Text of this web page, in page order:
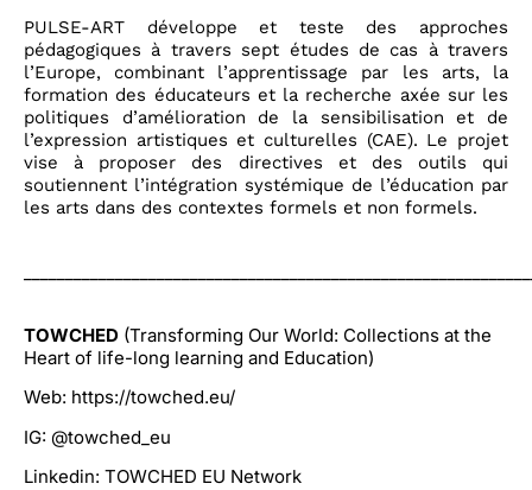
PULSE-ART développe et teste des approches
pédagogiques à travers sept études de cas à travers
l’Europe, combinant l’apprentissage par les arts, la
formation des éducateurs et la recherche axée sur les
politiques d’amélioration de la sensibilisation et de
l’expression artistiques et culturelles (CAE). Le projet
vise à proposer des directives et des outils qui
soutiennent l’intégration systémique de l’éducation par
les arts dans des contextes formels et non formels.
TOWCHED (Transforming Our World: Collections at the
Heart of life-long learning and Education)
Web: https://towched.eu/
IG: @towched_eu
Linkedin: TOWCHED EU Network